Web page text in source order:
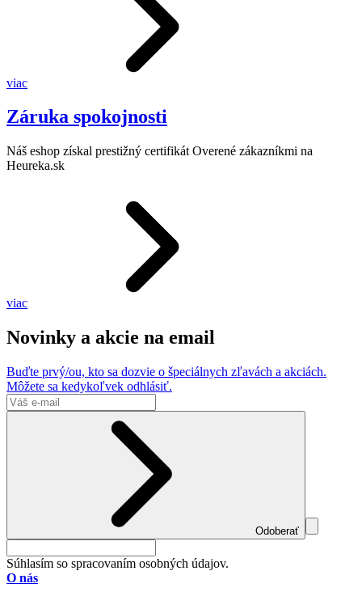
viac
Záruka spokojnosti
Náš eshop získal prestižný certifikát Overené zákazníkmi na
Heureka.sk
viac
Novinky a akcie na email
Buďte prvý/ou, kto sa dozvie o špeciálnych zľavách a akciách.
Môžete sa kedykoľvek odhlásiť.
Odoberať
Súhlasím so spracovaním osobných údajov.
O nás